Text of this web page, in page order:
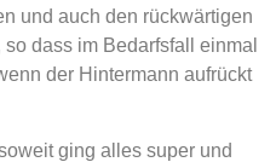
und auch den rückwärtigen
dass im Bedarfsfall einmal
der Hintermann aufrückt
ging alles super und